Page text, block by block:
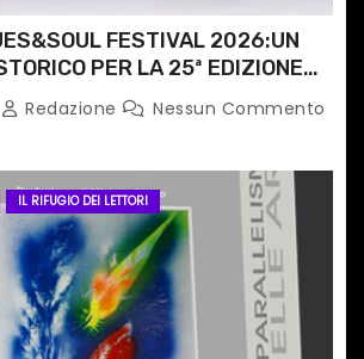
FESTIVAL 2026:UN
PER LA 25ª EDIZIONE
UNESCO
Redazione Nessun Commento
IL RIFUGIO DEI LETTORI